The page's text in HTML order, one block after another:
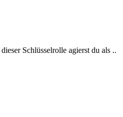
Schlüsselrolle agierst du als ..